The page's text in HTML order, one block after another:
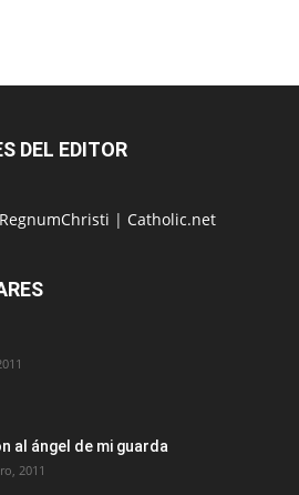
DEL EDITOR
RegnumChristi | Catholic.net
al ángel de mi guarda
2011